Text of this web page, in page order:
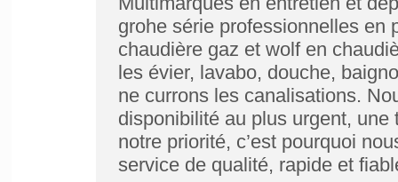
grohe série professionnelles en
chaudière gaz et wolf en
les évier, lavabo, douche,
ne currons les canalisations.
disponibilité au plus urgent,
notre priorité, c’est pourquoi
service de qualité, rapide et